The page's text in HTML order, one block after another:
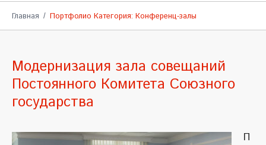
Главная Портфолио Категория: Конференц-залы
Модернизация зала совещаний
Постоянного Комитета Союзного
государства
П